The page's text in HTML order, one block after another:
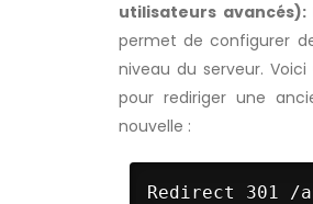
utilisateurs avancés):
permet de configurer
niveau du serveur.
pour rediriger une
nouvelle :
Redirect 301 /